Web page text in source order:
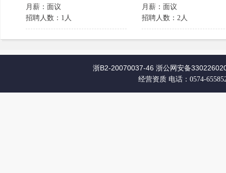
月薪：面议
招聘人数：1人
月薪：面议
招聘人数：2人
浙B2-20070037-46 浙公网安备
经营资质 电话：0574-